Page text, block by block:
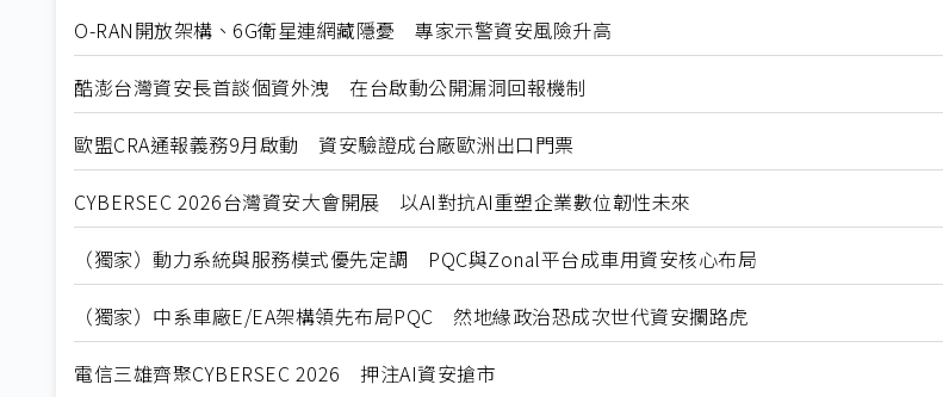
O-RAN開放架構、6G衛星連網藏隱憂 專家示警資安風險升高
酷澎台灣資安長首談個資外洩 在台啟動公開漏洞回報機制
歐盟CRA通報義務9月啟動 資安驗證成台廠歐洲出口門票
CYBERSEC 2026台灣資安⼤會開展 以AI對抗AI重塑企業數位韌性未來
（獨家）動力系統與服務模式優先定調 PQC與Zonal平台成車用資安核心布局
（獨家）中系車廠E/EA架構領先布局PQC 然地緣政治恐成次世代資安攔路虎
電信三雄齊聚CYBERSEC 2026 押注AI資安搶市